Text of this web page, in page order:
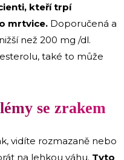
kteří trpí
mrtvice. Doporučená a
než 200 mg /dl.
také to může
se zrakem
vidíte rozmazaně nebo
na lehkou váhu. Tyto